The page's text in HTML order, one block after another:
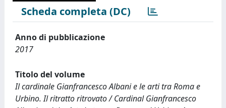
Scheda completa (DC)
Anno di pubblicazione
2017
Titolo del volume
Il cardinale Gianfrancesco Albani e le arti tra Roma e
Urbino. Il ritratto ritrovato / Cardinal Gianfrancesco